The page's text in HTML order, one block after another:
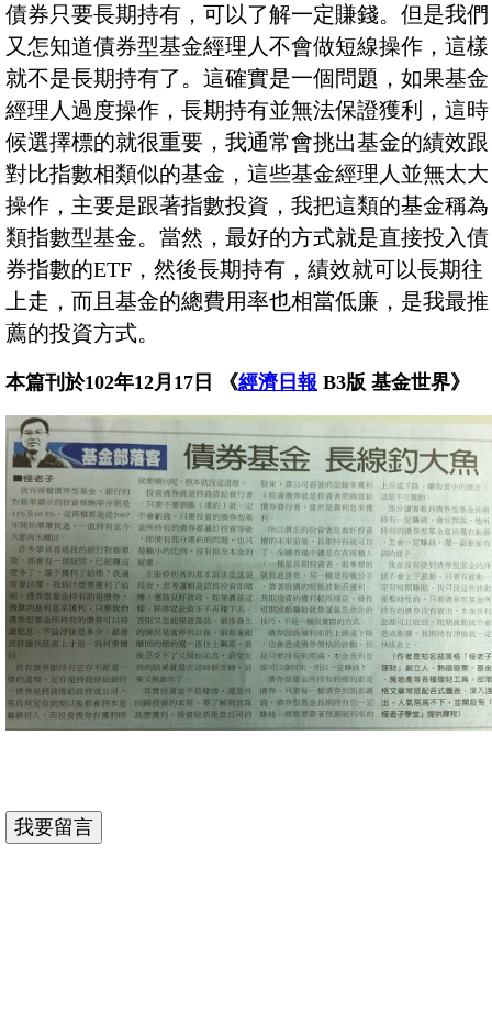
債券只要長期持有，可以了解一定賺錢。但是我們
又怎知道債券型基金經理人不會做短線操作，這樣
就不是長期持有了。這確實是一個問題，如果基金
經理人過度操作，長期持有並無法保證獲利，這時
候選擇標的就很重要，我通常會挑出基金的績效跟
對比指數相類似的基金，這些基金經理人並無太大
操作，主要是跟著指數投資，我把這類的基金稱為
類指數型基金。當然，最好的方式就是直接投入債
券指數的ETF，然後長期持有，績效就可以長期往
上走，而且基金的總費用率也相當低廉，是我最推
薦的投資方式。
本篇刊於102年12月17日 《經濟日報 B3版 基金世界》